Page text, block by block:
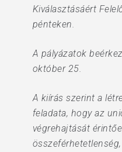
Kiválasztásáért
pénteken.
A pályázatok
október 25.
A kiírás szerint a
feladata, hogy az
végrehajtását